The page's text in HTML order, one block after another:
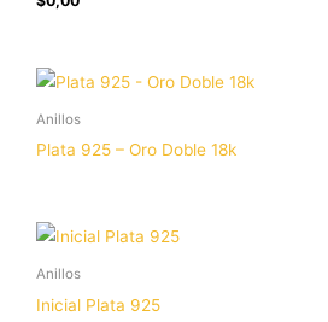
Anillos
Plata 925 – Oro Doble 18k
Anillos
Inicial Plata 925